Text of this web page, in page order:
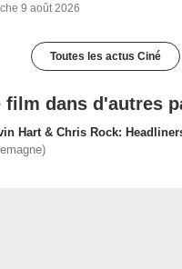
9 août 2026
Toutes les actus Ciné
film dans d'autres
Hart & Chris Rock: